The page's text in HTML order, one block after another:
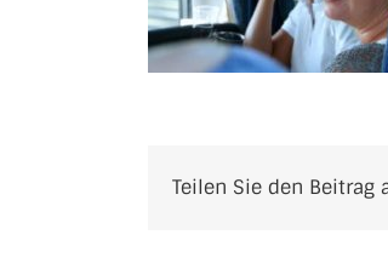
Teilen Sie den